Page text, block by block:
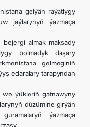
gelýän raýatlygy
jaýlarynyň ýazmaça
almak maksady
bolmadyk daşary
gelmeginiň
edaralary tarapyndan
we ýükleriň gatnawyny
düzümine girýän
ýazmaça